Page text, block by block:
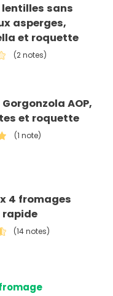
lentilles sans
asperges,
et roquette
(2 notes)
AOP,
et roquette
(1 note)
4 fromages
(14 notes)